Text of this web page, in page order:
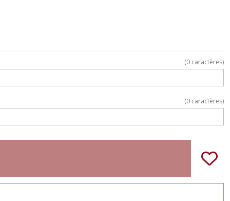
(0 caractères)
(0 caractères)